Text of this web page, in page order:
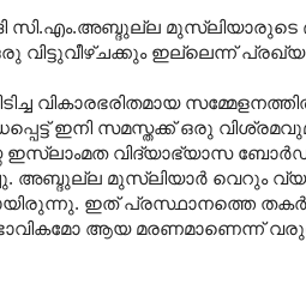
സി.എം.അബ്ദുല്ല
ഇല്ലെന്ന്
വികാരഭരിതമായ
ഇനി സമസ്തക്ക് ഒരു
വിദ്യാഭ്യാസ ബോര്‍ഡ്
അബ്ദുല്ല മുസ്ലിയാര്‍ വെറും
ഇത് പ്രസ്ഥാനത്തെ
ആയ മരണമാണെന്ന്